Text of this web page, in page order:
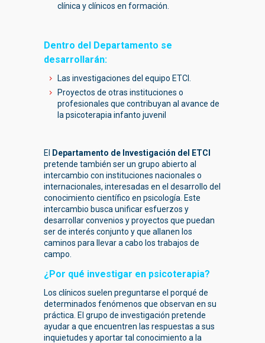
clínica y clínicos en formación.
Dentro del Departamento se
desarrollarán:
Las investigaciones del equipo ETCI.
Proyectos de otras instituciones o
profesionales que contribuyan al avance de
la psicoterapia infanto juvenil
El
Departamento de Investigación del ETCI
pretende también ser un grupo abierto al
intercambio con instituciones nacionales o
internacionales, interesadas en el desarrollo del
conocimiento científico en psicología. Este
intercambio busca unificar esfuerzos y
desarrollar convenios y proyectos que puedan
ser de interés conjunto y que allanen los
caminos para llevar a cabo los trabajos de
campo.
¿Por qué investigar en psicoterapia?
Los clínicos suelen preguntarse el porqué de
determinados fenómenos que observan en su
práctica. El grupo de investigación pretende
ayudar a que encuentren las respuestas a sus
inquietudes y aportar tal conocimiento a la